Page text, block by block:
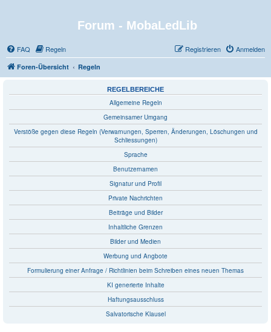
Forum - MobaLedLib
FAQ Regeln Anmelden
Registrieren
Foren-Übersicht Regeln
REGELBEREICHE
Allgemeine Regeln
Gemeinsamer Umgang
Verstöße gegen diese Regeln (Verwarnungen, Sperren, Änderungen, Löschungen und
Schliessungen)
Sprache
Benutzernamen
Signatur und Profil
Private Nachrichten
Beiträge und Bilder
Inhaltliche Grenzen
Bilder und Medien
Werbung und Angbote
Formulierung einer Anfrage / Richtlinien beim Schreiben eines neuen Themas
KI generierte Inhalte
Haftungsausschluss
Salvatorische Klausel